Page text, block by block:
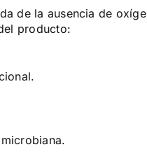
de la ausencia de
producto: